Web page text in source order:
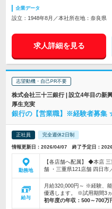
企業データ
設立：1948年8月／本社所在地：奈良県
求人詳細を見る
志望動機・自己PR不要
株式会社三十三銀行 | 設立4年目の新
厚生充実
銀行の【営業職】※経験者募集
正社員 完全週休2日制
情報更新日：2026/04/07 終了予定日：
勤務地
【各店舗へ配属】 ◆本店
舗 ・三重県121店舗 四日市
給与
月給320,000円～ ※経験、
優遇します。 ※試用期間3ヵ
初年度の年収： 500～700万